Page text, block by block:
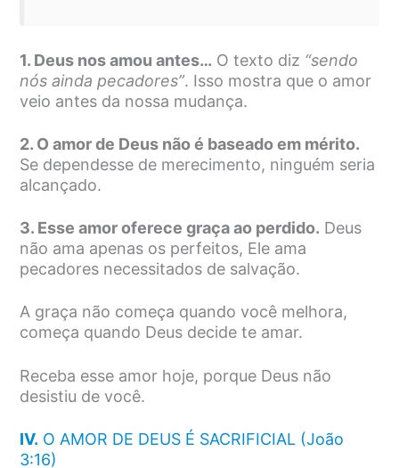
1. Deus nos amou antes… O texto diz “sendo
nós ainda pecadores”. Isso mostra que o amor
veio antes da nossa mudança.
2. O amor de Deus não é baseado em mérito.
Se dependesse de merecimento, ninguém seria
alcançado.
3. Esse amor oferece graça ao perdido. Deus
não ama apenas os perfeitos, Ele ama
pecadores necessitados de salvação.
A graça não começa quando você melhora,
começa quando Deus decide te amar.
Receba esse amor hoje, porque Deus não
desistiu de você.
IV. O AMOR DE DEUS É SACRIFICIAL (João
3:16)